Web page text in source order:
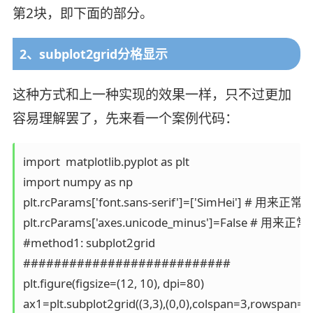
第2块，即下面的部分。
2、subplot2grid分格显示
这种方式和上一种实现的效果一样，只不过更加
容易理解罢了，先来看一个案例代码：
import  matplotlib.pyplot as plt
import numpy as np
plt.rcParams['font.sans-serif']=['SimHei'] # 用来正常
plt.rcParams['axes.unicode_minus']=False # 用来正常
#method1: subplot2grid
###########################
plt.figure(figsize=(12, 10), dpi=80)